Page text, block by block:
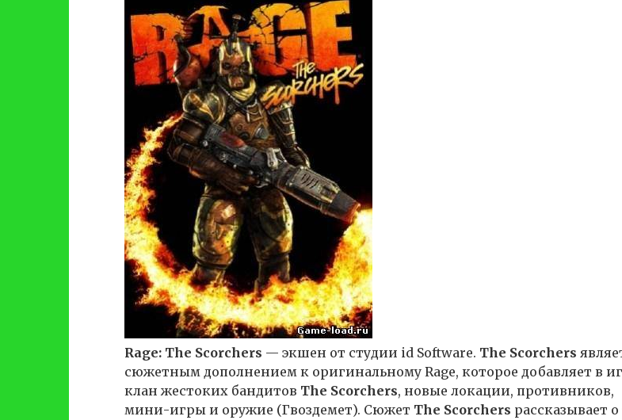
Rage: The Scorchers — экшен от студии id Software. The Scorchers
сюжетным дополнением к оригинальному Rage, которое добавляет в
клан жестоких бандитов The Scorchers, новые локации, противников,
мини-игры и оружие (Гвоздемет). Сюжет The Scorchers рассказывает